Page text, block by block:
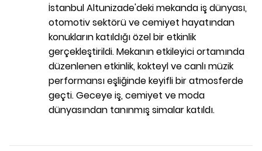
İstanbul Altunizade'deki mekanda iş dünyası,
otomotiv sektörü ve cemiyet hayatından
konukların katıldığı özel bir etkinlik
gerçekleştirildi. Mekanın etkileyici ortamında
düzenlenen etkinlik, kokteyl ve canlı müzik
performansı eşliğinde keyifli bir atmosferde
geçti. Geceye iş, cemiyet ve moda
dünyasından tanınmış simalar katıldı.